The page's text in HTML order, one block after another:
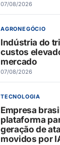
07/08/2026
AGRONEGÓCIO
Indústria do
custos
mercado
07/08/2026
TECNOLOGIA
Empresa
plataforma
geração de
movidos por